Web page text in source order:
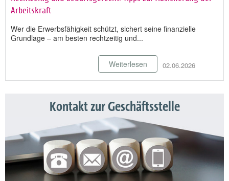
Arbeitskraft
Wer die Erwerbsfähigkeit schützt, sichert seine finanzielle
Grundlage – am besten rechtzeitig und...
02.06.2026
Weiterlesen
Kontakt zur Geschäftsstelle